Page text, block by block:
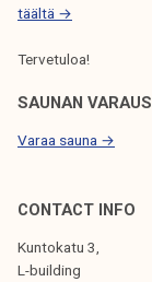
täältä →
Tervetuloa!
SAUNAN VARAUS
Varaa sauna →
CONTACT INFO
Kuntokatu 3,
L-building